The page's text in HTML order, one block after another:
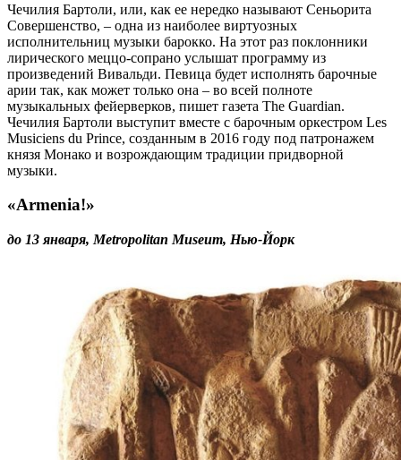
Чечилия Бартоли, или, как ее нередко называют Сеньорита
Совершенство, – одна из наиболее виртуозных
исполнительниц музыки барокко. На этот раз поклонники
лирического меццо-сопрано услышат программу из
произведений Вивальди. Певица будет исполнять барочные
арии так, как может только она – во всей полноте
музыкальных фейерверков, пишет газета The Guardian.
Чечилия Бартоли выступит вместе с барочным оркестром Les
Musiciens du Prince, созданным в 2016 году под патронажем
князя Монако и возрождающим традиции придворной
музыки.
«Armenia!»
до 13 января, Metropolitan Museum, Нью-Йорк